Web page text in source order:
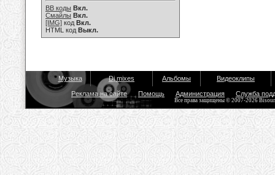
BB коды Вкл.
Смайлы Вкл.
[IMG] код Вкл.
HTML код Выкл.
Музыка Dj mixes Альбомы Видеоклипы
Реклама на сайте Помощь Администрация Служба
Все права защищены © 2007-2026